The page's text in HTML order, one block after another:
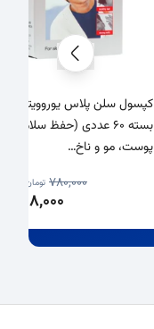
کپسول سلن پلاس یوروویتال
بسته 60 عددی (حفظ سلامت
پوست، مو و ناخ…
780,000 تومان
298,000